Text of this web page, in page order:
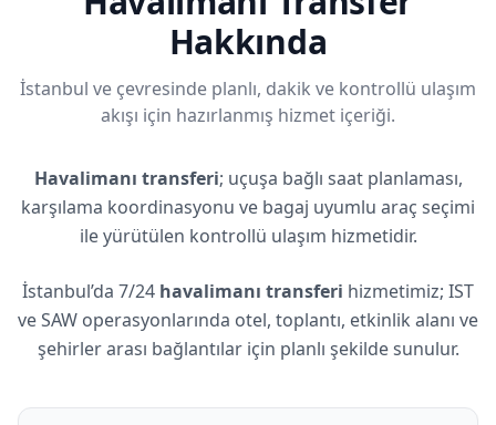
Hakkında
İstanbul ve çevresinde planlı, dakik ve kontrollü ulaşım
akışı için hazırlanmış hizmet içeriği.
Havalimanı transferi; uçuşa bağlı saat planlaması,
karşılama koordinasyonu ve bagaj uyumlu araç seçimi
ile yürütülen kontrollü ulaşım hizmetidir.
İstanbul’da 7/24 havalimanı transferi hizmetimiz; IST
ve SAW operasyonlarında otel, toplantı, etkinlik alanı ve
şehirler arası bağlantılar için planlı şekilde sunulur.